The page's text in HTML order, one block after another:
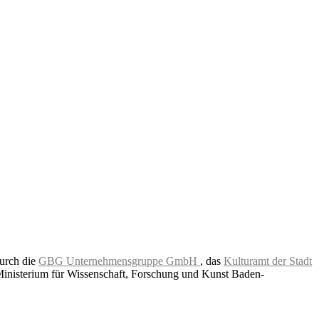
die GBG Unternehmensgruppe GmbH , das Kulturamt der Stadt
für Wissenschaft, Forschung und Kunst Baden-